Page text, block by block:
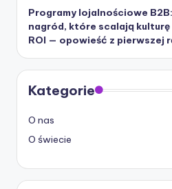
Programy lojalnościowe
nagród, które scalają
ROI — opowieść z pierwszej
Kategorie
O nas
O świecie